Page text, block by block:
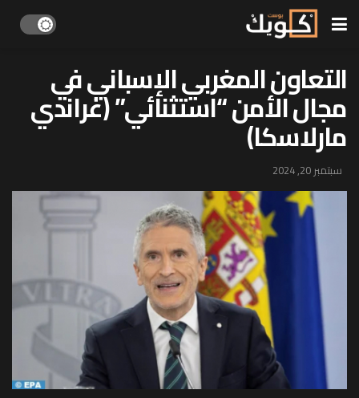
التعاون المغربي الإسباني في
مجال الأمن “استثنائي” (غراندي
مارلاسكا)
سبتمبر 20, 2024